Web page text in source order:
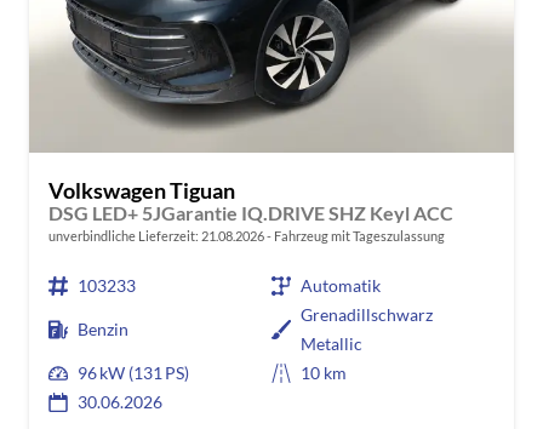
Volkswagen Tiguan
DSG LED+ 5JGarantie IQ.DRIVE SHZ Keyl ACC
unverbindliche Lieferzeit: 21.08.2026 Fahrzeug mit Tageszulassung
103233 Automatik
Benzin
Grenadillschwarz
Metallic
96 kW (131 PS)
10 km
30.06.2026